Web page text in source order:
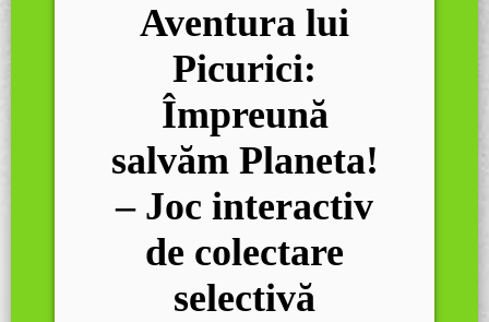
Aventura lui
Picurici:
Împreună
salvăm Planeta!
– Joc interactiv
de colectare
selectivă